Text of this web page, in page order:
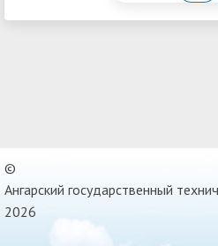
©
Ангарский государственный
2026